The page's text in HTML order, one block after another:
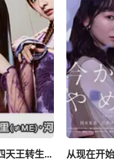
如果不良激战区的四天王转生成了偶像团体？
从现在开